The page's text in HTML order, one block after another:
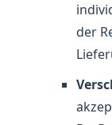
der